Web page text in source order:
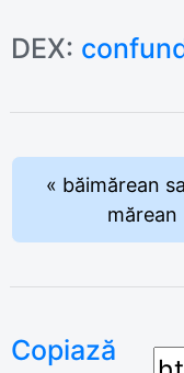
DEX:
« băimărean
mărean
Copiază